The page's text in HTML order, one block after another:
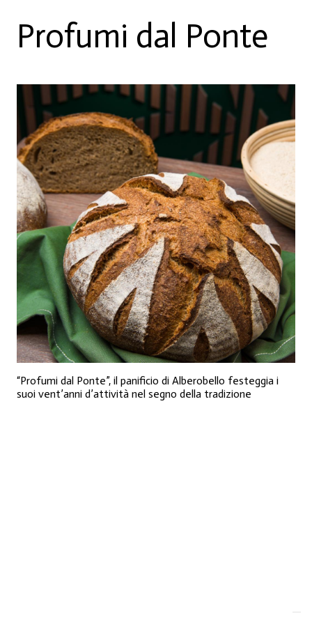
Profumi dal Ponte
“Profumi dal Ponte”, il panificio di Alberobello festeggia i
suoi vent’anni d’attività nel segno della tradizione